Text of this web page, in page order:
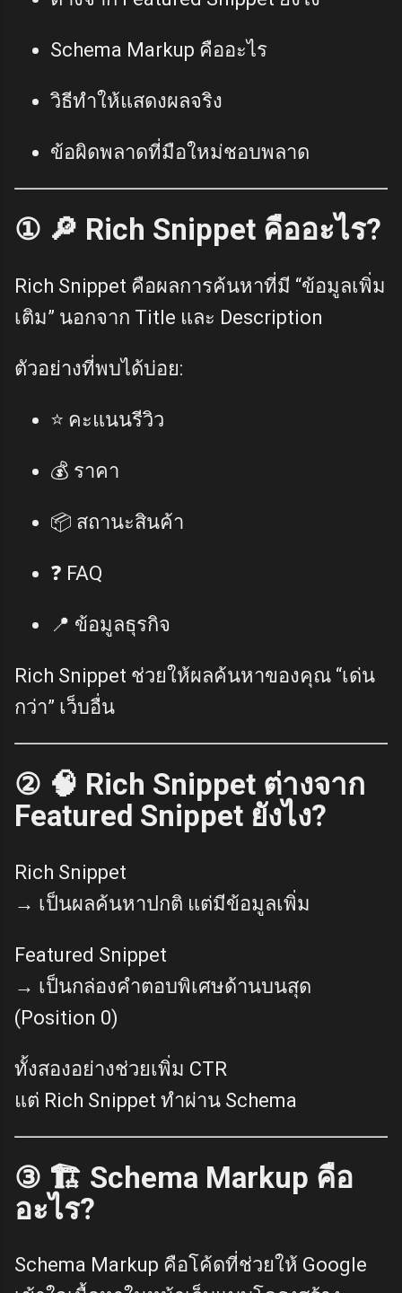
Schema Markup คืออะไร
วิธีทำให้แสดงผลจริง
ข้อผิดพลาดที่มือใหม่ชอบพลาด
① 🔎 Rich Snippet คืออะไร?
Rich Snippet คือผลการค้นหาที่มี “ข้อมูลเพิ่ม
เติม” นอกจาก Title และ Description
ตัวอย่างที่พบได้บ่อย:
⭐ คะแนนรีวิว
💰 ราคา
📦 สถานะสินค้า
❓ FAQ
📍 ข้อมูลธุรกิจ
Rich Snippet ช่วยให้ผลค้นหาของคุณ “เด่น
กว่า” เว็บอื่น
② 🧠 Rich Snippet ต่างจาก
Featured Snippet ยังไง?
Rich Snippet
→ เป็นผลค้นหาปกติ แต่มีข้อมูลเพิ่ม
Featured Snippet
→ เป็นกล่องคำตอบพิเศษด้านบนสุด
(Position 0)
ทั้งสองอย่างช่วยเพิ่ม CTR
แต่ Rich Snippet ทำผ่าน Schema
③ 🏗️ Schema Markup คือ
อะไร?
Schema Markup คือโค้ดที่ช่วยให้ Google